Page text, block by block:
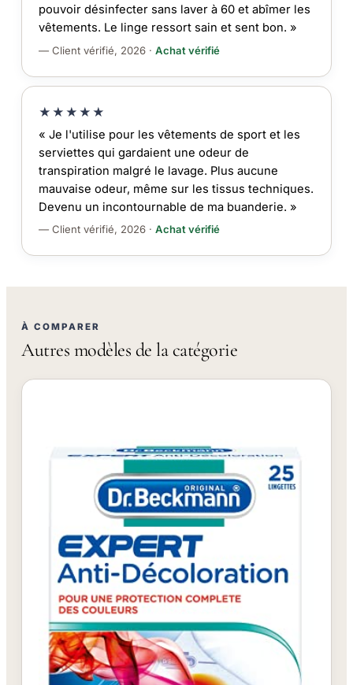
pouvoir désinfecter sans laver à 60 et abîmer les
vêtements. Le linge ressort sain et sent bon. »
— Client vérifié, 2026 · Achat vérifié
★★★★★
« Je l'utilise pour les vêtements de sport et les
serviettes qui gardaient une odeur de
transpiration malgré le lavage. Plus aucune
mauvaise odeur, même sur les tissus techniques.
Devenu un incontournable de ma buanderie. »
— Client vérifié, 2026 · Achat vérifié
À COMPARER
Autres modèles de la catégorie